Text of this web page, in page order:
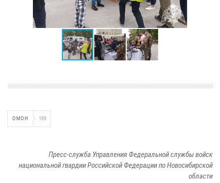
ОМОН 189
Пресс-служба Управления Федеральной службы войск
национальной гвардии Российской Федерации по Новосибирской
области